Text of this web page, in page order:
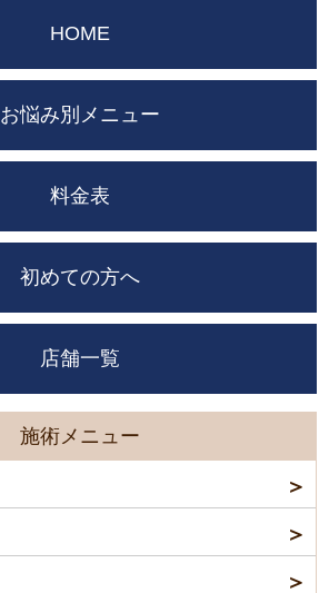
HOME
お悩み別メニュー
料金表
初めての方へ
店舗一覧
施術メニュー